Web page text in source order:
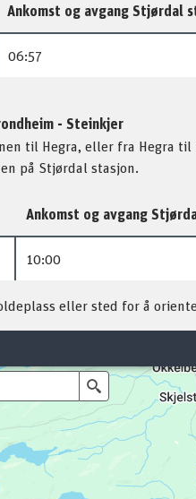
Ankomst og avgang Stjørdal
06:57
- Steinkjer
til Hegra, eller fra Hegra
på Stjørdal stasjon.
Ankomst og avgang
10:00
eller sted for å